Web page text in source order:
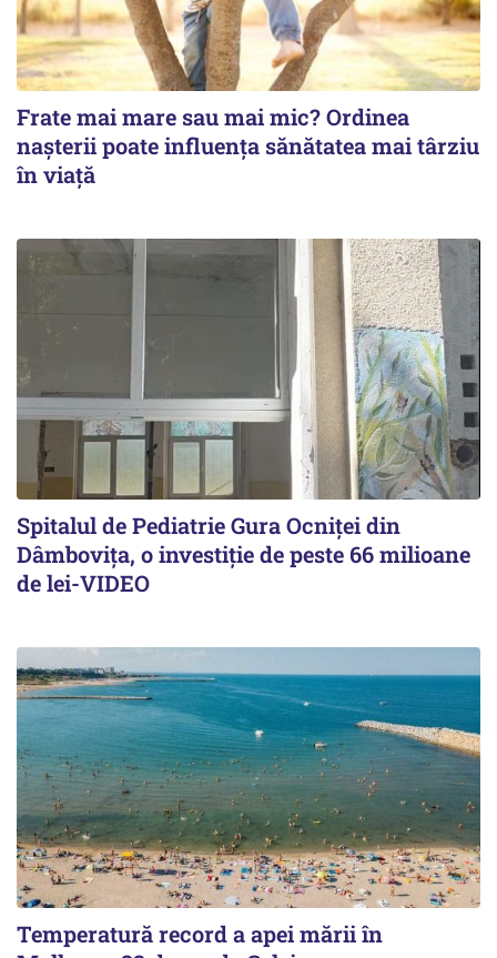
Frate mai mare sau mai mic? Ordinea
nașterii poate influența sănătatea mai târziu
în viață
Spitalul de Pediatrie Gura Ocniței din
Dâmbovița, o investiție de peste 66 milioane
de lei-VIDEO
Temperatură record a apei mării în